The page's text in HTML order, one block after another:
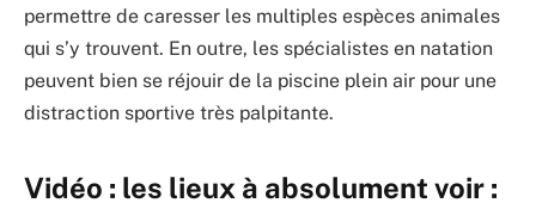
permettre de caresser les multiples espèces animales
qui s’y trouvent. En outre, les spécialistes en natation
peuvent bien se réjouir de la piscine plein air pour une
distraction sportive très palpitante.
Vidéo : les lieux à absolument voir :